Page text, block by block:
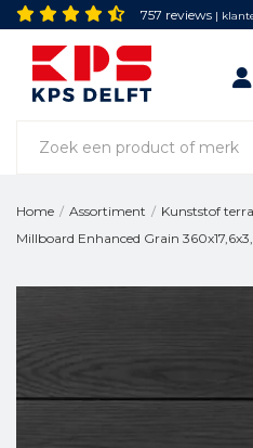
757 reviews |
Home / Assortiment / Kunststof
Millboard Enhanced Grain